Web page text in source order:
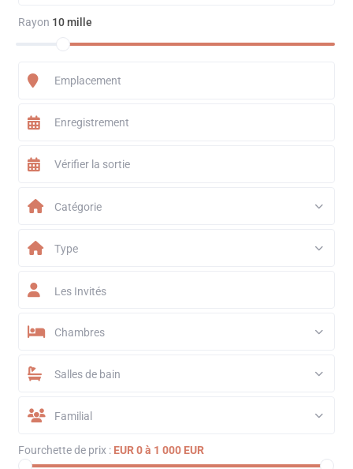
Rayon 10 mille
Catégorie
Type
Les Invités
Chambres
Salles de bain
Familial
Fourchette de prix : EUR 0 à 1 000 EUR